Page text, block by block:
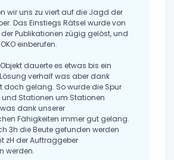
wir uns zu viert auf die Jagd der
Das Einstiegs Rätsel wurde von
Publikationen zügig gelöst, und
einberufen.
dauerte es etwas bis ein
verhalf was aber dank
doch gelang. So wurde die Spur
und Stationen um Stationen
dank unserer
Fähigkeiten immer gut gelang.
3h die Beute gefunden werden
zH der Auftraggeber
werden.